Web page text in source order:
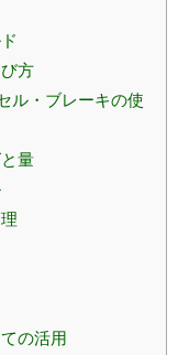
方
ル・ブレーキの使
量
の活用